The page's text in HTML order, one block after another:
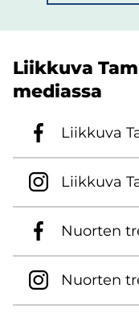
Liik­ku­va
me­dias­sa
Liik­ku­va
Liik­ku­va
Nuor­ten
Nuor­ten